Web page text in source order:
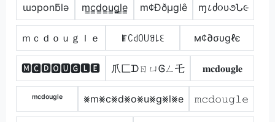
ɯɔponƃlǝ m̳c̳d̳o̳u̳g̳l̳e̳ m¢Ððµglê ɱ८ძ૦υ૭Ն૯
ｍｃｄｏｕｇｌｅ ꂵꉔ꒯ꄲ꒤ꍌ꒒ꏂ м¢∂συgℓє
🅼🅲🅳🅾🆄🅶🅻🅴 爪匚ᗪㄖㄩᎶㄥ乇 𝐦𝐜𝐝𝐨𝐮𝐠𝐥𝐞
ᵐᶜᵈᵒᵘᵍˡᵉ ⨳m⨳c⨳d⨳o⨳u⨳g⨳l⨳e 𝚖𝚌𝚍𝚘𝚞𝚐𝚕𝚎